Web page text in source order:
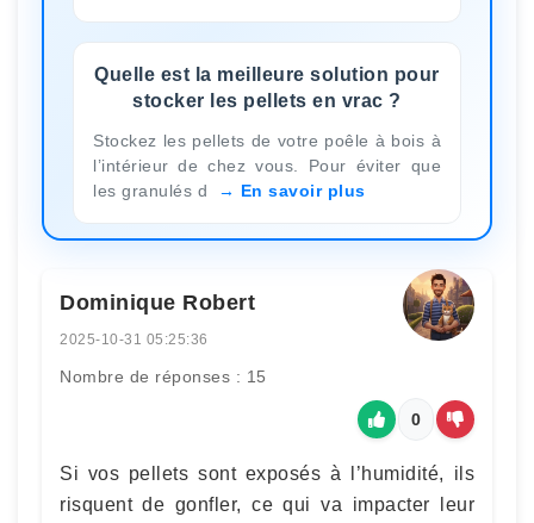
Quelle est la meilleure solution pour
stocker les pellets en vrac ?
Stockez les pellets de votre poêle à bois à
l’intérieur de chez vous. Pour éviter que
les granulés d
En savoir plus
Dominique Robert
2025-10-31 05:25:36
Nombre de réponses : 15
0
Si vos pellets sont exposés à l’humidité, ils
risquent de gonfler, ce qui va impacter leur